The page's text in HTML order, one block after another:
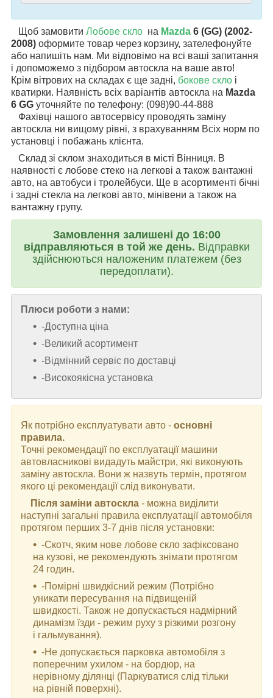
Щоб замовити Лобове скло на Mazda 6 (GG) (2002-
2008) оформите товар через корзину, зателефонуйте
або напишіть нам. Ми відповімо на всі ваші запитання
і допоможемо з підбором автоскла на ваше авто!
Крім вітрових на складах є ще задні, бокове скло і
кватирки. Наявність всіх варіантів автоскла на Mazda
6 GG уточняйте по телефону: (098)90-44-888
Фахівці нашого автосервісу проводять заміну
автоскла ни вищому рівні, з врахуванням Всіх норм по
установці і побажань клієнта.
Склад зі склом знаходиться в місті Вінниця. В
наявності є лобове стеко на легкові а також вантажні
авто, на автобуси і тролейбуси. Ще в асортименті бічні
і задні стекла на легкові авто, мінівени а також на
вантажну групу.
Замовлення залишені до 16:00
відправляються в той же день. Відправки
здійснюються наложеним платежем (без
передоплати).
Плюси роботи з нами:
-Доступна ціна
-Великий асортимент
-Відмінний сервіс по доставці
-Високоякісна установка
Як потрібно експлуатувати авто - основні
правила.
Точні рекомендації по експлуатації машини
автовласникові видадуть майстри, які виконують
заміну автоскла. Вони ж назвуть термін, протягом
якого ці рекомендації слід виконувати.
Після заміни автоскла - можна виділити
наступні загальні правила експлуатації автомобіля
протягом перших 3-7 днів після установки:
-Скотч, яким нове лобове скло зафіксовано
на кузові, не рекомендують знімати протягом
24 годин.
-Помірні швидкісний режим (Потрібно
уникати пересування на підвищеній
швидкості. Також не допускається надмірний
динамізм їзди - режим руху з різкими розгону
і гальмування).
-Не допускається парковка автомобіля з
поперечним ухилом - на бордюр, на
нерівному ділянці (Паркуватися слід тільки
на рівній поверхні).